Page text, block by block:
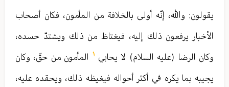
يقولون: والله، إنّه أولى بالخلافة من المأمون، فكان أصحاب
الأخبار يرفعون ذلك إليه، فيغتاظ من ذلك ويشتدّ حسده،
وكان الرضا (عليه السلام) لا يحابي
المأمون من حقّ، وكان
يجيبه بما يكره في أكثر أحواله فيغيظه ذلك، ويحقده عليه،